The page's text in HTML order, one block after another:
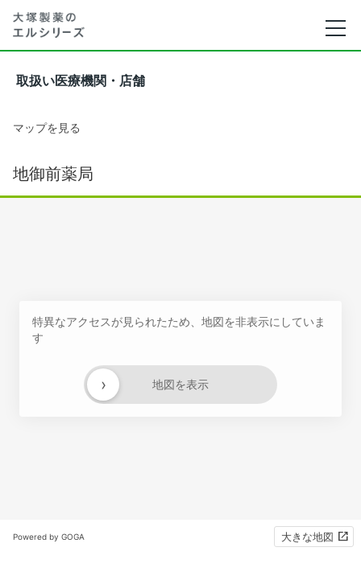
取扱い医療機関・店舗
マップを見る
地御前薬局
特異なアクセスが見られたため、地図を非表示にしていま
す
地図を表示
›
Powered by GOGA 大きな地図